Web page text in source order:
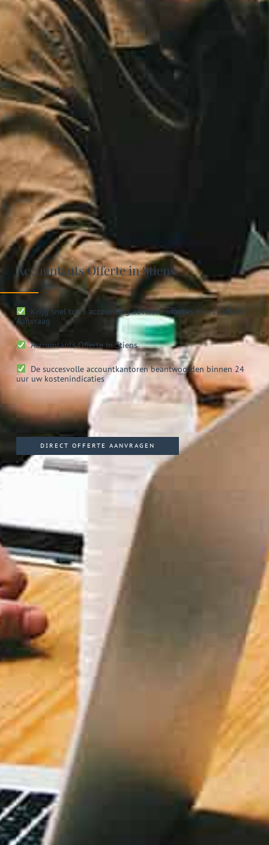
Accountants Offerte in Stiens
Krijg snel tot 5 accounting adviseur offertes met 1 Offerte
Aanvraag
AccountantsOfferte in Stiens
De succesvolle accountkantoren beantwoorden binnen 24
uur uw kostenindicaties
DIRECT OFFERTE AANVRAGEN